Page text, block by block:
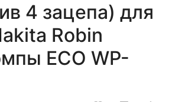
4 зацепа) для
Robin
ECO WP-